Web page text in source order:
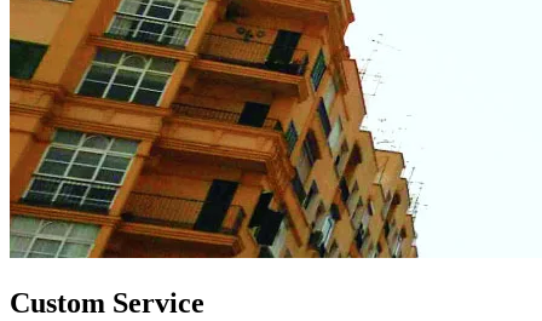
Custom Service